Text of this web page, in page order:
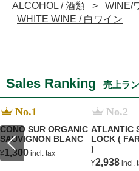
ALCOHOL / 酒類
WINE/
WHITE WINE / 白ワイン
Sales Ranking 売上ラ
No.1
CONO SUR ORGANIC
SAUVIGNON BLANC
¥1,300 incl. tax
No.2
ATLANTIC
LOCK (
)
¥2,938 incl.